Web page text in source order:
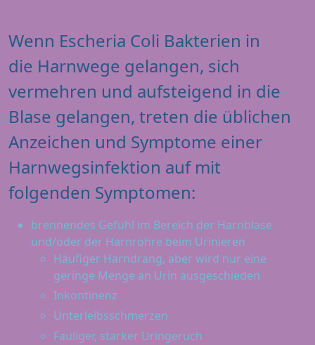
Wenn Escheria Coli Bakterien in
die Harnwege gelangen, sich
vermehren und aufsteigend in die
Blase gelangen, treten die üblichen
Anzeichen und Symptome einer
Harnwegsinfektion auf mit
folgenden Symptomen:
brennendes Gefühl im Bereich der Harnblase
und/oder der Harnröhre beim Urinieren
Häufiger Harndrang, aber wird nur eine
geringe Menge an Urin ausgeschieden
Inkontinenz
Unterleibsschmerzen
Fauliger, starker Uringeruch